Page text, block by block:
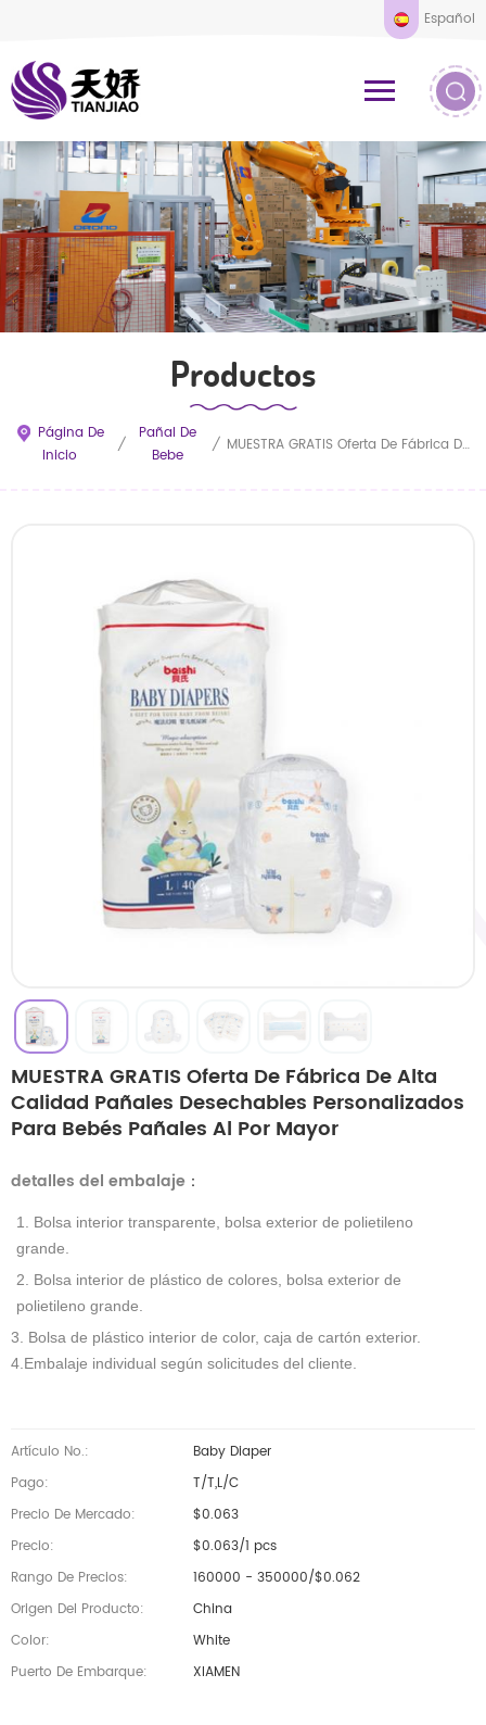
Español
Productos
Página De
Inicio
/
Pañal De
Bebe
/ MUESTRA GRATIS Oferta De Fábrica De Alta Calidad Pañales Desechables Personalizados Para Bebés Pañales Al Por Mayor
MUESTRA GRATIS Oferta De Fábrica De Alta
Calidad Pañales Desechables Personalizados
Para Bebés Pañales Al Por Mayor
detalles del embalaje ：
1. Bolsa interior transparente, bolsa exterior de polietileno
grande.
2. Bolsa interior de plástico de colores, bolsa exterior de
polietileno grande.
3. Bolsa de plástico interior de color, caja de cartón exterior.
4.Embalaje individual según solicitudes del cliente.
Artículo No.:
Baby Diaper
Pago:
T/T,L/C
Precio De Mercado:
$0.063
Precio:
$0.063/1 pcs
Rango De Precios:
160000 - 350000/$0.062
Origen Del Producto:
China
Color:
White
Puerto De Embarque:
XIAMEN